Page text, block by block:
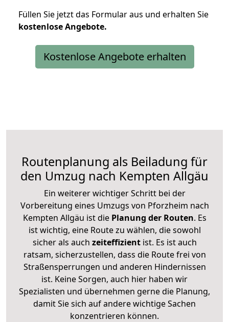
Füllen Sie jetzt das Formular aus und erhalten Sie
kostenloseAngebote.
Kostenlose Angebote erhalten
Routenplanung als Beiladung für
den Umzug nach Kempten Allgäu
Ein weiterer wichtiger Schritt bei der
Vorbereitung eines Umzugs von Pforzheim nach
Kempten Allgäu ist diePlanung der Routen. Es
ist wichtig, eine Route zu wählen, die sowohl
sicher als auch zeiteffizientist. Es ist auch
ratsam, sicherzustellen, dass die Route frei von
Straßensperrungen und anderen Hindernissen
ist. Keine Sorgen, auch hier haben wir
Spezialisten und übernehmen gerne die Planung,
damit Sie sich auf andere wichtige Sachen
konzentrieren können.